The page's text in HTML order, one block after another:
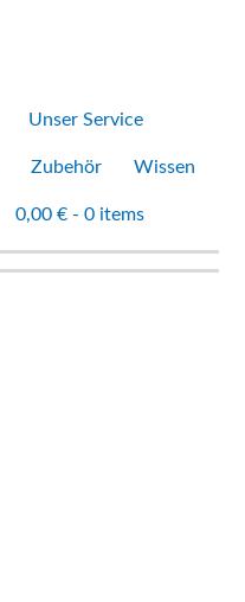
Unser Service
Zubehör Wissen
0,00 € - 0 items